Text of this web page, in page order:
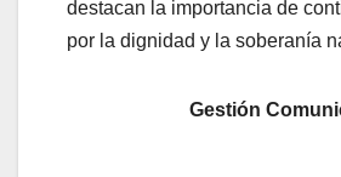
destacan la importancia de
por la dignidad y la soberanía
Gestión